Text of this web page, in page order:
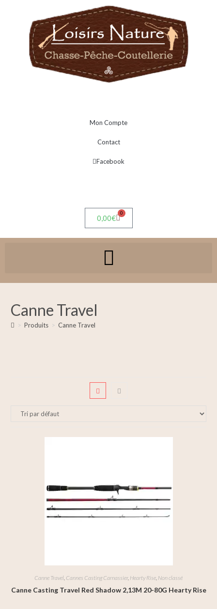
Mon Compte
Contact
Facebook
0,00€
0
Canne Travel
> Produits > Canne Travel
Canne Travel, Cannes Casting Carnassier, Hearty Rise, Non classé
Canne Casting Travel Red Shadow 2,13M 20-80G Hearty Rise